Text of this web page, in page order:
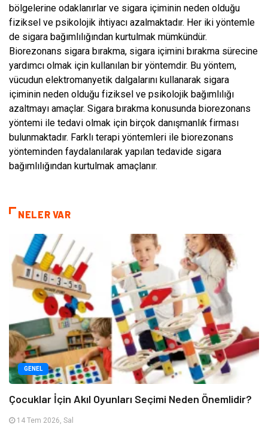
bölgelerine odaklanırlar ve sigara içiminin neden olduğu
fiziksel ve psikolojik ihtiyacı azalmaktadır. Her iki yöntemle
de sigara bağımlılığından kurtulmak mümkündür.
Biorezonans sigara bırakma, sigara içimini bırakma sürecine
yardımcı olmak için kullanılan bir yöntemdir. Bu yöntem,
vücudun elektromanyetik dalgalarını kullanarak sigara
içiminin neden olduğu fiziksel ve psikolojik bağımlılığı
azaltmayı amaçlar. Sigara bırakma konusunda biorezonans
yöntemi ile tedavi olmak için birçok danışmanlık firması
bulunmaktadır. Farklı terapi yöntemleri ile biorezonans
yönteminden faydalanılarak yapılan tedavide sigara
bağımlılığından kurtulmak amaçlanır.
NELER VAR
GENEL
Çocuklar İçin Akıl Oyunları Seçimi Neden Önemlidir?
14 Tem 2026, Sal